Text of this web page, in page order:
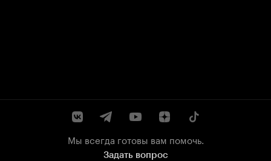
Мы всегда готовы вам помочь.
Задать вопрос